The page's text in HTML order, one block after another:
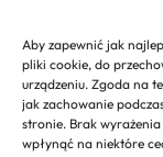
Aby zapewnić jak
pliki cookie, do
urządzeniu. Zgoda na
jak zachowanie
stronie. Brak
wpłynąć na niektóre
Jak
Fryzury dla